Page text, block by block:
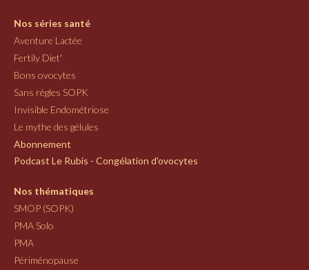
Nos séries santé
Aventure Lactée
Fertily Diet'
Bons ovocytes
Sans règles SOPK
Invisible Endométriose
Le mythe des gélules
Abonnement
Podcast Le Rubis - Congélation d'ovocytes
Nos thématiques
SMOP (SOPK)
PMA Solo
PMA
Périménopause